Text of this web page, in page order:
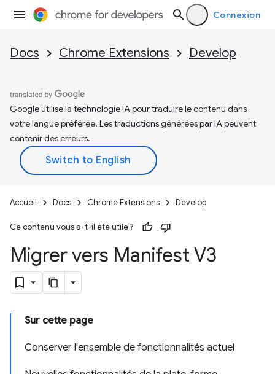
Connexion
Docs Chrome Extensions Develop
Google utilise la technologie IA pour traduire le contenu dans
votre langue préférée. Les traductions générées par IA peuvent
contenir des erreurs.
Accueil Docs Chrome Extensions Develop
Ce contenu vous a-t-il été utile ?
Migrer vers Manifest V3
Sur cette page
Conserver l'ensemble de fonctionnalités actuel